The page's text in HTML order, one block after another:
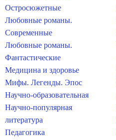
Остросюжетные
Любовные романы.
Современные
Любовные романы.
Фантастические
Медицина и здоровье
Мифы. Легенды. Эпос
Научно-образовательная
Научно-популярная
литература
Педагогика